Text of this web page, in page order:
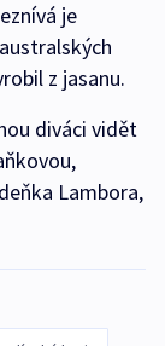
je
z jasanu.
diváci vidět
Lambora,